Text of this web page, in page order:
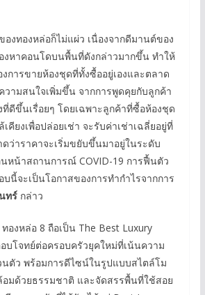
งทองหล่อก็ไม่แผ่ว เนื่องจากดีมานต์ของ
งหาคอนโดบนพื้นที่ดังกล่าวมากขึ้น ทำให้
ารขายห้องชุดที่ทั้งซื้ออยู่เองและตลาด
วามสนใจเพิ่มขึ้น จากการพูดคุยกับลูกค้า
ที่ดีขึ้นเรื่อยๆ โดยเฉพาะลูกค้าที่ซื้อห้องชุด
เคียงเพื่อปล่อยเช่า จะรับค่าเช่าเฉลี่ยอยู่ที่
ว่าราคาจะเริ่มขยับขึ้นมาอยู่ในระดับ
นหน้าสถานการณ์ COVID-19 การฟื้นตัว
นี้จะเป็นโอกาสของการทำกำไรจากการ
ทร์กล่าว
องหล่อ 8 ถือเป็น The Best Luxury
บโจทย์ต่อครอบครัวยุคใหม่ที่เน้นความ
ตัว พร้อมการดีไซน์ในรูปแบบสไตล์โม
อมด้วยธรรมชาติ และจัดสรรพื้นที่ใช้สอย